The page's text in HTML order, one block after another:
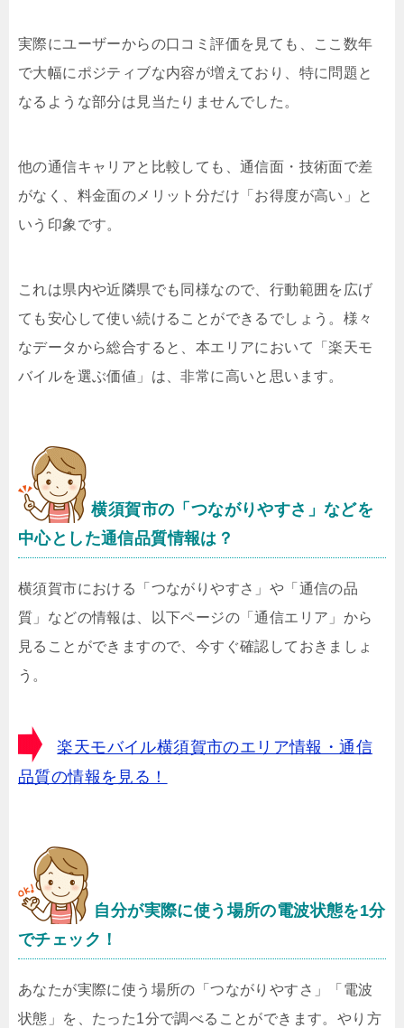
実際にユーザーからの口コミ評価を見ても、ここ数年
で大幅にポジティブな内容が増えており、特に問題と
なるような部分は見当たりませんでした。
他の通信キャリアと比較しても、通信面・技術面で差
がなく、料金面のメリット分だけ「お得度が高い」と
いう印象です。
これは県内や近隣県でも同様なので、行動範囲を広げ
ても安心して使い続けることができるでしょう。様々
なデータから総合すると、本エリアにおいて「楽天モ
バイルを選ぶ価値」は、非常に高いと思います。
横須賀市の「つながりやすさ」などを
中心とした通信品質情報は？
横須賀市における「つながりやすさ」や「通信の品
質」などの情報は、以下ページの「通信エリア」から
見ることができますので、今すぐ確認しておきましょ
う。
楽天モバイル横須賀市のエリア情報・通信
品質の情報を見る！
自分が実際に使う場所の電波状態を1分
でチェック！
あなたが実際に使う場所の「つながりやすさ」「電波
状態」を、たった1分で調べることができます。やり方